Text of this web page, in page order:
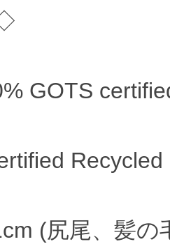
GOTS
(尻尾、髪の